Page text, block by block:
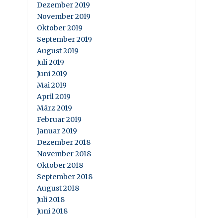
Dezember 2019
November 2019
Oktober 2019
September 2019
August 2019
Juli 2019
Juni 2019
Mai 2019
April 2019
März 2019
Februar 2019
Januar 2019
Dezember 2018
November 2018
Oktober 2018
September 2018
August 2018
Juli 2018
Juni 2018